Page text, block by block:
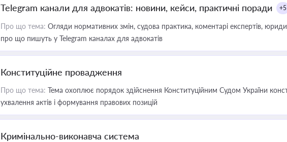
Telegram канали для адвокатів: новини, кейси, практичні поради +5
Про що тема: Огляди нормативних змін, судова практика, коментарі експертів,
про що пишуть у Telegram каналах для адвокатів
Конституційне провадження
Про що тема: Тема охоплює порядок здійснення Конституційним Судом України
ухвалення актів і формування правових позицій
Кримінально-виконавча система